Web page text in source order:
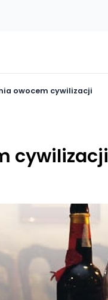
owocem cywilizacji
cywilizacji